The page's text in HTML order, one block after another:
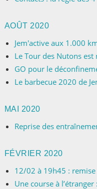
AOÛT 2020
Jem'active aux 1.000
Le Tour des Nutons
GO pour le
Le barbecue 2020 de
MAI 2020
Reprise des
FÉVRIER 2020
12/02 à 19h45 :
Une course à l’étranger